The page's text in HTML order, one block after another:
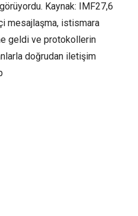
Kaynak: IMF27,6
mesajlaşma, istismara
geldi ve protokollerin
doğrudan iletişim